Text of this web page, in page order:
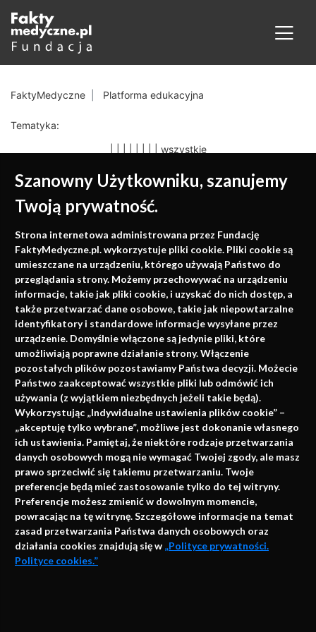
Szanowny Użytkowniku, szanujemy
Twoją prywatność.
Strona internetowa administrowana przez Fundację
FaktyMedyczne.pl. wykorzystuje pliki cookie. Pliki cookie są
umieszczane na urządzeniu, którego używają Państwo do
przeglądania strony. Możemy przechowywać na urządzeniu
informacje, takie jak pliki cookie, i uzyskać do nich dostęp, a
także przetwarzać dane osobowe, takie jak niepowtarzalne
identyfikatory i standardowe informacje wysyłane przez
urządzenie. Domyślnie włączone są jedynie pliki, które
umożliwiają poprawne działanie strony. Włączenie
pozostałych plików pozostawiamy Państwa decyzji. Możecie
Państwo zaakceptować wszystkie pliki lub odmówić ich
używania (z wyjątkiem niezbędnych jeżeli takie będą).
Wykorzystując „Indywidualne ustawienia plików cookie” –
„akceptuję tylko wybrane”, możliwe jest dokonanie własnego
ich ustawienia. Pamiętaj, że niektóre rodzaje przetwarzania
danych osobowych mogą nie wymagać Twojej zgody, ale masz
prawo sprzeciwić się takiemu przetwarzaniu. Twoje
preferencje będą mieć zastosowanie tylko do tej witryny.
Preferencje możesz zmienić w dowolnym momencie,
powracając na tę witrynę. Szczegółowe informacje na temat
zasad przetwarzania Państwa danych osobowych oraz
działania cookies znajdują się w „Polityce prywatności.
Polityce cookies.”
FaktyMedyczne Platforma edukacyjna
Tematyka:
wszystkie
Medycyna oparta na
faktach
Konferencje, szkolenia, e-learning, wydawnictwo
Napisz do nas
info@faktymedyczne.pl
ul. Towarowa 2
43-460 Wisła
Redakcja medyczna:
ul. Wolności 338b